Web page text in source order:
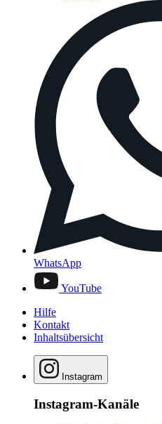
WhatsApp
YouTube
Hilfe
Kontakt
Inhaltsübersicht
Instagram
Instagram-Kanäle